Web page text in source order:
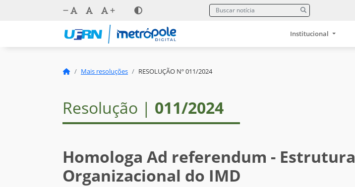
Institucional
Mais resoluções RESOLUÇÃO Nº 011/2024
Resolução | 011/2024
Homologa Ad referendum - Estrutura
Organizacional do IMD